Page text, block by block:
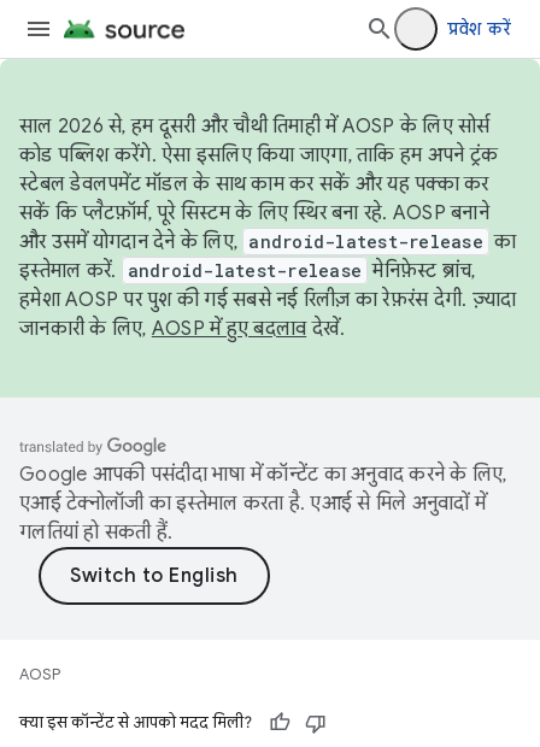
प्रवेश करें
साल 2026 से, हम दूसरी और चौथी तिमाही में AOSP के लिए सोर्स
कोड पब्लिश करेंगे. ऐसा इसलिए किया जाएगा, ताकि हम अपने ट्रंक
स्टेबल डेवलपमेंट मॉडल के साथ काम कर सकें और यह पक्का कर
सकें कि प्लैटफ़ॉर्म, पूरे सिस्टम के लिए स्थिर बना रहे. AOSP बनाने
और उसमें योगदान देने के लिए, android-latest-release का
इस्तेमाल करें.
android-latest-release मेनिफ़ेस्ट ब्रांच,
हमेशा AOSP पर पुश की गई सबसे नई रिलीज़ का रेफ़रंस देगी. ज़्यादा
जानकारी के लिए, AOSP में हुए बदलावदेखें.
Google आपकी पसंदीदा भाषा में कॉन्टेंट का अनुवाद करने के लिए,
एआई टेक्नोलॉजी का इस्तेमाल करता है. एआई से मिले अनुवादों में
गलतियां हो सकती हैं.
AOSP
क्या इस कॉन्टेंट से आपको मदद मिली?